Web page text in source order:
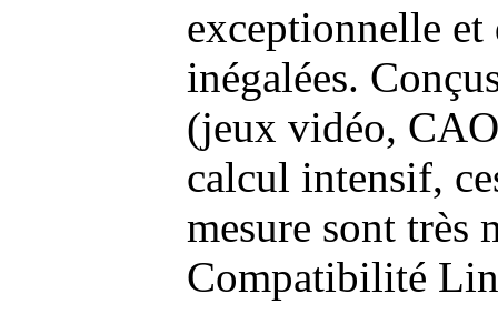
exceptionnelle et
inégalées.
(jeux vidéo,
calcul intensif,
mesure sont très
Compatibilité